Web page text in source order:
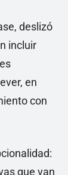
deslizó
incluir
en
con
que van